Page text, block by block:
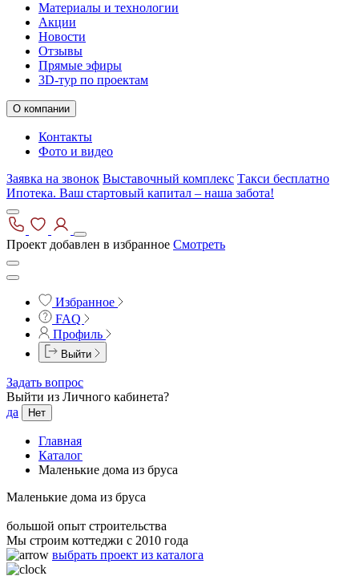
Материалы и технологии
Акции
Новости
Отзывы
Прямые эфиры
3D-тур по проектам
О компании
Контакты
Фото и видео
Заявка на звонок Выставочный комплекс Такси бесплатно
Ипотека. Ваш стартовый капитал – наша забота!
Проект добавлен в избранное Смотреть
Избранное
FAQ
Профиль
Выйти
Задать вопрос
Выйти из Личного кабинета?
да
Нет
Главная
Каталог
Маленькие дома из бруса
Маленькие дома из бруса
большой опыт строительства
Мы строим коттеджи с 2010 года
выбрать проект из каталога